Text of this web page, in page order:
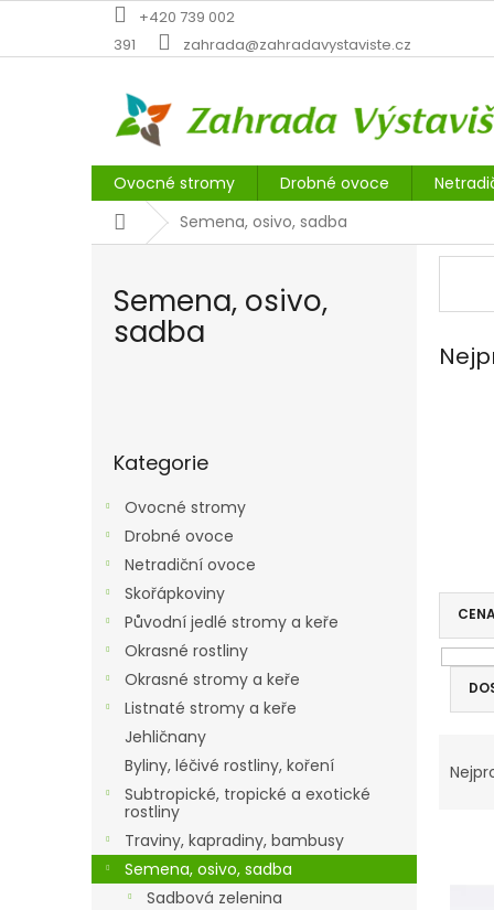
obsah
+420 739 002
391
zahrada@zahradavystaviste.cz
Ovocné stromy Drobné ovoce
DomůSemena, osivo, sadba
Semena, osivo,
sadba
kategorie
Kategorie
Ovocné stromy
Drobné ovoce
Netradiční ovoce
Skořápkoviny
Původní jedlé stromy a keře
Okrasné rostliny
Okrasné stromy a keře
Listnaté stromy a keře
Jehličnany
Byliny, léčivé rostliny, koření
Subtropické, tropické a exotické
rostliny
Traviny, kapradiny, bambusy
Semena, osivo, sadba
Sadbová zelenina
a